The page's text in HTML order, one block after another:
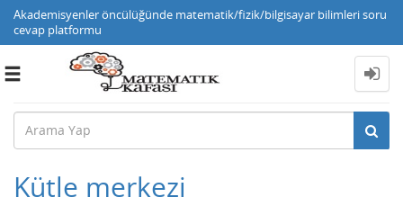
Akademisyenler öncülüğünde matematik/fizik/bilgisayar bilimleri soru
cevap platformu
Toggle
Kütle merkezi